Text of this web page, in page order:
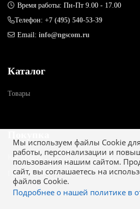
Мы используем файлы Cookie
работы, персонализации и
пользования нашим сайтом.
сайт, вы соглашаетесь на
файлов Cookie.
Подробнее о нашей политике в
Время работы: Пн-Пт 9.00 - 17.00
Телефон: +7 (495) 540-53-39
Email: info@ngscom.ru
Каталог
Товары
Как купить
Гарантия